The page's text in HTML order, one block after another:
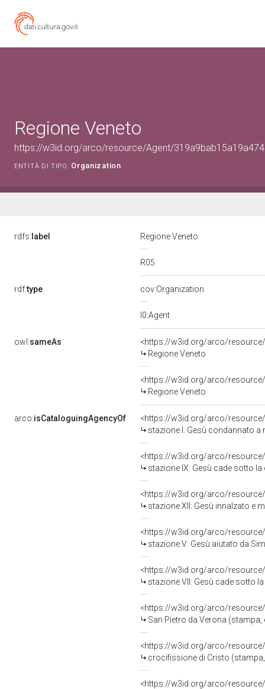
Regione Veneto
https://w3id.org/arco/resource/Agent/
ENTITÀ DI TIPO: Organization
rdfs: label Regione Veneto
R05
rdf:type cov:Organization
l0:Agent
owl:sameAs
<https://w3id.org/arco/
Regione Veneto
<https://w3id.org/arco/
Regione Veneto
arco:isCataloguingAgencyOf
<https://w3id.org/arco/
stazione I: Gesù condannato a
<https://w3id.org/arco/
stazione IX: Gesù cade sotto la
<https://w3id.org/arco/
stazione XII: Gesù innalzato e
<https://w3id.org/arco/
stazione V: Gesù aiutato da Simone il
<https://w3id.org/arco/
stazione VII: Gesù cade sotto la
<https://w3id.org/arco/
San Pietro da Verona
<https://w3id.org/arco/
crocifissione di Cristo
<https://w3id.org/arco/